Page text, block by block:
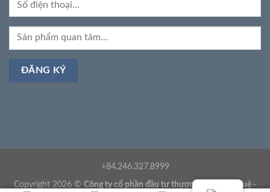
+84.246.327.8999
Copyright 2026 © Công ty cổ phần đầu tư thương mại Minh Tuệ -